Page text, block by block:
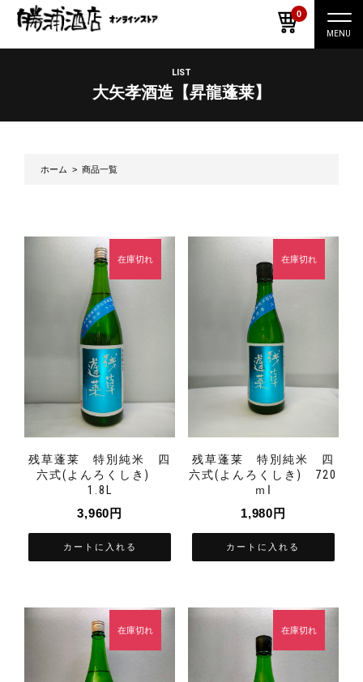
ナ
ビ
切
0
LIST
大矢孝酒造【昇龍蓬莱】
ホーム > 商品一覧
残草蓬莱 特別純米 四
六式(よんろくしき)
1.8L
3,960 円
在庫切れ
カートに入れる
残草蓬莱 特別純米 四
六式(よんろくしき) 720
ｍⅼ
1,980 円
在庫切れ
カートに入れる
在庫切れ 在庫切れ